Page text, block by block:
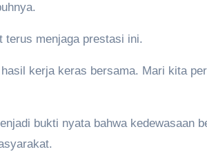
terus menjaga prestasi ini.
kerja keras bersama. Mari kita
bukti nyata bahwa kedewasaan